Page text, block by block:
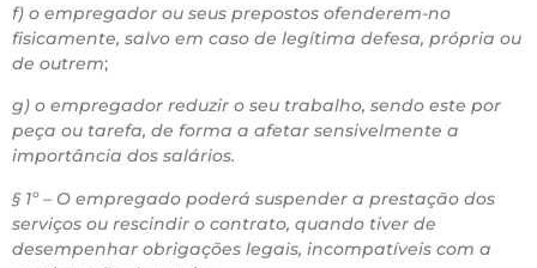
f) o empregador ou seus prepostos ofenderem-no
fisicamente, salvo em caso de legítima defesa, própria ou
de outrem;
g) o empregador reduzir o seu trabalho, sendo este por
peça ou tarefa, de forma a afetar sensivelmente a
importância dos salários.
§ 1º – O empregado poderá suspender a prestação dos
serviços ou rescindir o contrato, quando tiver de
desempenhar obrigações legais, incompatíveis com a